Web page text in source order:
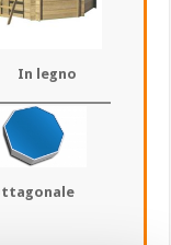
In legno